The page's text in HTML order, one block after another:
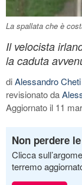
La spallata che è
Il velocista
la caduta
diAlessandro Cheti
revisionato da
Aggiornato il 11
Non perdere
Clicca
terremo